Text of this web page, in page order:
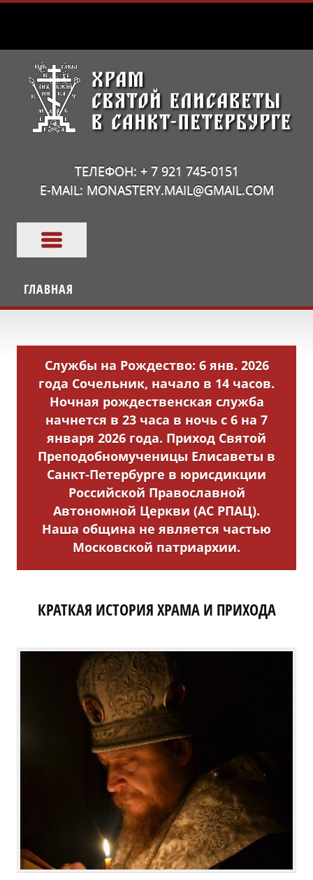
ТЕЛЕФОН: + 7 921 745-0151
E-MAIL: MONASTERY.MAIL@GMAIL.COM
ГЛАВНАЯ
Службы на Рождество: 6 янв. 2026
года Сочельник, начало в 14 часов.
Ночная рождественская служба
начнется в 23 часа в ночь с 6 на 7
января 2026 года. Приход Святой
Преподобномученицы Елисаветы в
Санкт-Петербурге в юрисдикции
Российской Православной
Автономной Церкви (АС РПАЦ).
Наша община не является частью
Московской патриархии.
КРАТКАЯ ИСТОРИЯ ХРАМА И ПРИХОДА